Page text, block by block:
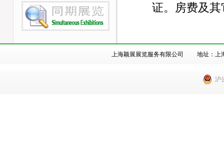
证。房费及
上海颖展展览服务有限公司 地址：上
沪